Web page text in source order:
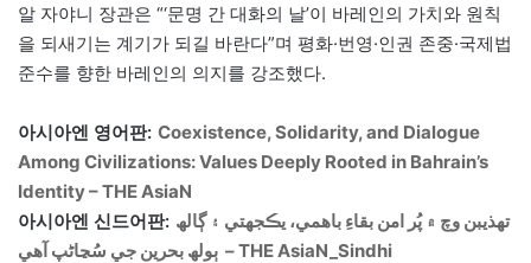
알 자야니 장관은 “‘문명 간 대화의 날’이 바레인의 가치와 원칙
을 되새기는 계기가 되길 바란다”며 평화·번영·인권 존중·국제법
준수를 향한 바레인의 의지를 강조했다.
아시아엔 영어판: Coexistence, Solidarity, and Dialogue
Among Civilizations: Values Deeply Rooted in Bahrain’s
Identity – THE AsiaN
아시아엔 신드어판: تھذيبن وچ ۾ پُر امن بقاءِ باھمي، يڪجھتي ۽ ڳالھ
ٻولھ بحرين جي سُڃاڻپ آھي – THE AsiaN_Sindhi